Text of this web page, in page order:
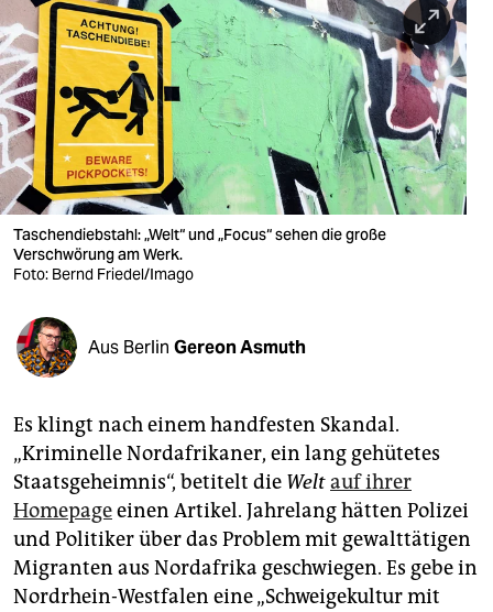
berlin
nord
wahrheit
verlag
verlag
veranstaltungen
fragen & hilfe
abo
genossenschaft
epaper login
Taschendiebstahl: „Welt“ und „Focus“ sehen die große
Verschwörung am Werk.
Foto: Bernd Friedel/Imago
Aus Berlin Gereon Asmuth
Es klingt nach einem handfesten Skandal.
„Kriminelle Nordafrikaner, ein lang gehütetes
Staatsgeheimnis“, betitelt die Weltauf ihrer
Homepageeinen Artikel. Jahrelang hätten Polizei
und Politiker über das Problem mit gewalttätigen
Migranten aus Nordafrika geschwiegen. Es gebe in
Nordrhein-Westfalen eine „Schweigekultur mit